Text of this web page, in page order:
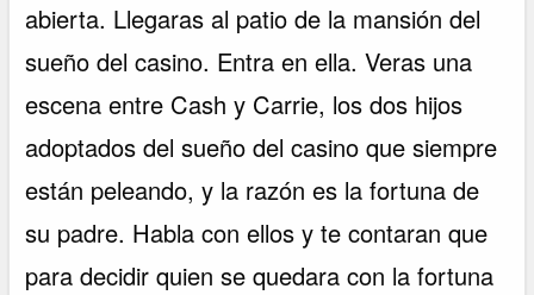
abierta. Llegaras al patio de la mansión del
sueño del casino. Entra en ella. Veras una
escena entre Cash y Carrie, los dos hijos
adoptados del sueño del casino que siempre
están peleando, y la razón es la fortuna de
su padre. Habla con ellos y te contaran que
para decidir quien se quedara con la fortuna